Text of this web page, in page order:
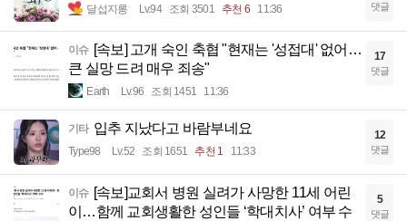
달섭지롱 Lv.94 조회 3501 추천 6 11:36 댓글
이슈
[속보] 고개 숙인 축협 "현재는 '성접대' 없어…
큰 실망 드려 매우 죄송"
Earth Lv.96 조회 1451 11:36
17
댓글
기타 입추 지났다고 바람부네요
Type98 Lv.52 조회 1651 추천 1 11:33
12
댓글
이슈
[속보]교회서 병원 실려가 사망한 11세 어린
이…함께 교회생활한 성인들 ‘학대치사’ 여부 수
5
댓글